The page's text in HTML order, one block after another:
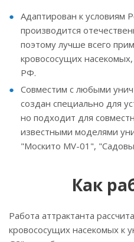
Адаптирован к условиям
производится
поэтому лучше всего
кровососущих
РФ.
Совместим с любыми
создан специально для
но подходит для
известными моделями
"Москито MV-01",
Как
Работа аттрактанта
кровососущих насекомых к